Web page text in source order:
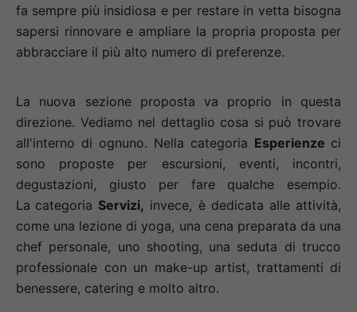
fa sempre più insidiosa e per restare in vetta bisogna
sapersi rinnovare e ampliare la propria proposta per
abbracciare il più alto numero di preferenze.
La nuova sezione proposta va proprio in questa
direzione. Vediamo nel dettaglio cosa si può trovare
all'interno di ognuno. Nella categoria Esperienze ci
sono proposte per escursioni, eventi, incontri,
degustazioni, giusto per fare qualche esempio.
La categoria Servizi, invece, è dedicata alle attività,
come una lezione di yoga, una cena preparata da una
chef personale, uno shooting, una seduta di trucco
professionale con un make-up artist, trattamenti di
benessere, catering e molto altro.